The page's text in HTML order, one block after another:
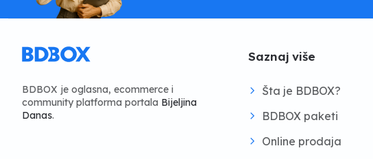
BDBOX je oglasna, ecommerce i
community platforma portala Bijeljina
Danas.
Saznaj više
Šta je BDBOX?
BDBOX paketi
Online prodaja